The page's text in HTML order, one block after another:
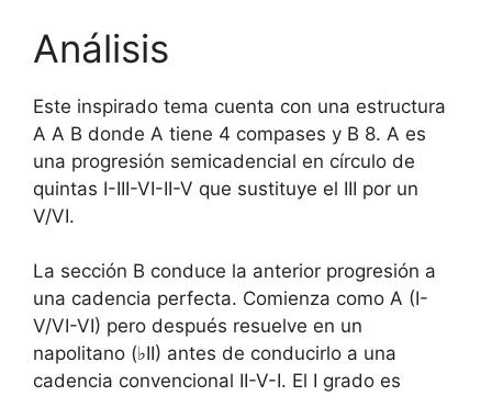
Análisis
Este inspirado tema cuenta con una estructura
A A B donde A tiene 4 compases y B 8. A es
una progresión semicadencial en círculo de
quintas I-III-VI-II-V que sustituye el III por un
V/VI.
La sección B conduce la anterior progresión a
una cadencia perfecta. Comienza como A (I-
V/VI-VI) pero después resuelve en un
napolitano (♭II) antes de conducirlo a una
cadencia convencional II-V-I. El I grado es